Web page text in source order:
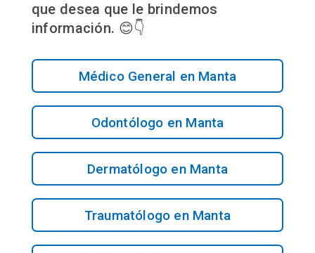
que desea que le brindemos
información. 😊👇
Médico General en Manta
Odontólogo en Manta
Dermatólogo en Manta
Traumatólogo en Manta